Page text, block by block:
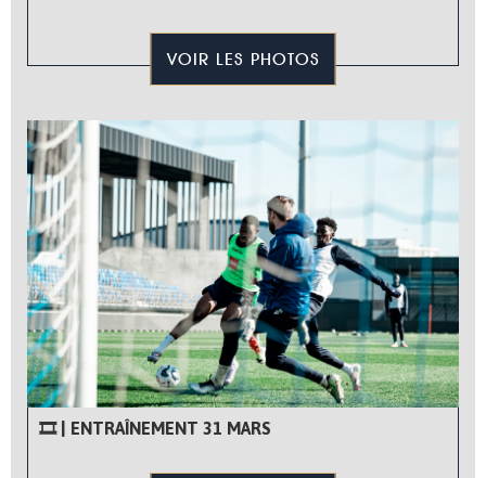
VOIR LES PHOTOS
🎞 | ENTRAÎNEMENT 31 MARS